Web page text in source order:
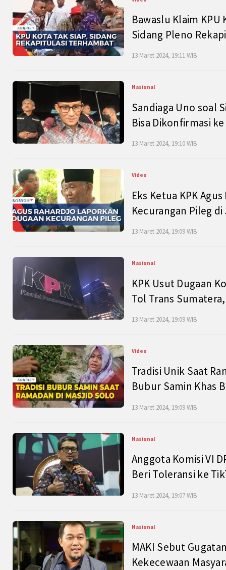
Bawaslu Klaim
Sidang Pleno
13 Maret 2024, 19:11 WIB
Nasional
Sandiaga Uno soal
Bisa Dikonfirmasi
13 Maret 2024, 19:10 WIB
Video
Eks Ketua KPK
Kecurangan Pileg
13 Maret 2024, 19:09 WIB
Nasional
KPK Usut Dugaan
Tol Trans
13 Maret 2024, 19:09 WIB
Video
Tradisi Unik Saat
Bubur Samin Khas
13 Maret 2024, 19:09 WIB
Nasional
Anggota Komisi VI
Beri Toleransi ke
13 Maret 2024, 19:07 WIB
Nasional
MAKI Sebut
Kekecewaan